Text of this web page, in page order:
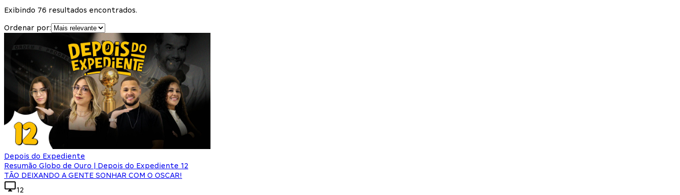
Exibindo 76 resultados encontrados.
Ordenar por:
Depois do Expediente
Resumão Globo de Ouro | Depois do Expediente 12
TÃO DEIXANDO A GENTE SONHAR COM O OSCAR!
12